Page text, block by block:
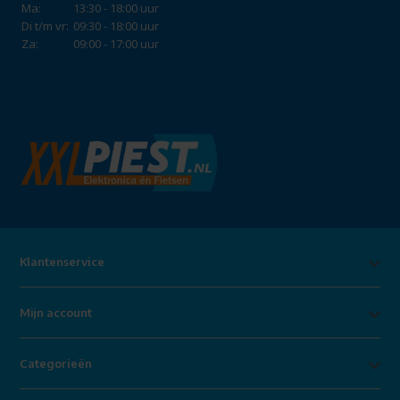
Ma:
13:30 - 18:00 uur
Di t/m vr: 09:30 - 18:00 uur
Za:
09:00 - 17:00 uur
Klantenservice
Mijn account
Categorieën